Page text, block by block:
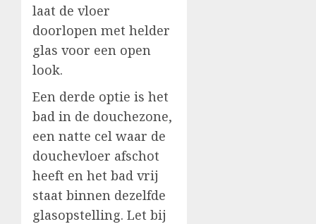
laat de vloer
doorlopen met helder
glas voor een open
look.
Een derde optie is het
bad in de douchezone,
een natte cel waar de
douchevloer afschot
heeft en het bad vrij
staat binnen dezelfde
glasopstelling. Let bij